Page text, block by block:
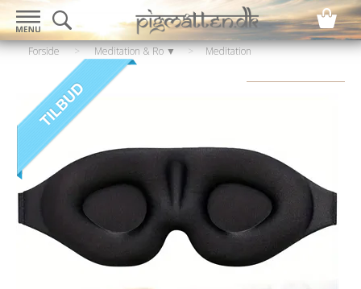
Forside > Meditation & Ro ▼ >
Meditation
Meditations maske